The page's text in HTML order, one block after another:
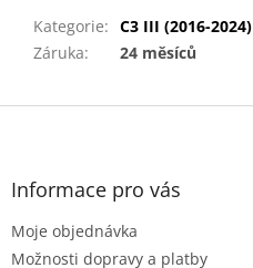
Kategorie: C3 III (2016-2024)
Záruka: 24 měsíců
Z
Informace pro vás
Moje objednávka
Možnosti dopravy a platby